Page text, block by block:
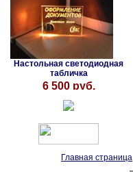
Настольная светодиодная
табличка
6 500 руб.
Главная страница